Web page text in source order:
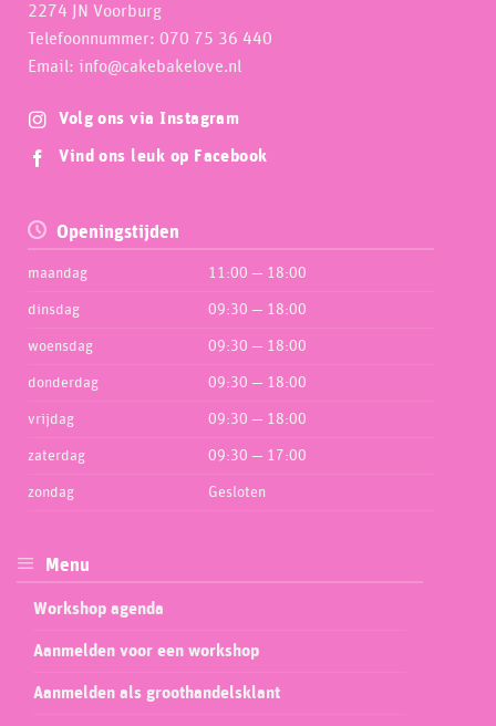
2274 JN Voorburg
Telefoonnummer: 070 75 36 440
Email: info@cakebakelove.nl
Volg ons via Instagram
Vind ons leuk op Facebook
Openingstijden
maandag 11:00 — 18:00
dinsdag 09:30 — 18:00
woensdag 09:30 — 18:00
donderdag 09:30 — 18:00
vrijdag 09:30 — 18:00
zaterdag 09:30 — 17:00
zondag Gesloten
Menu
Workshop agenda
Aanmelden voor een workshop
Aanmelden als groothandelsklant